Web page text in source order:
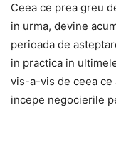
Ceea ce prea greu
in urma, devine
perioada de
in practica in
vis-a-vis de ceea ce
incepe negocierile